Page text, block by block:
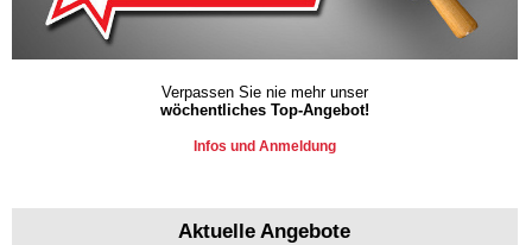
Verpassen Sie nie mehr unser
wöchentliches Top-Angebot!
Infos und Anmeldung
Aktuelle Angebote